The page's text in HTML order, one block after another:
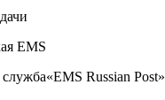
Russian Post»